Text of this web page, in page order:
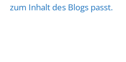
zum Inhalt des Blogs passt.